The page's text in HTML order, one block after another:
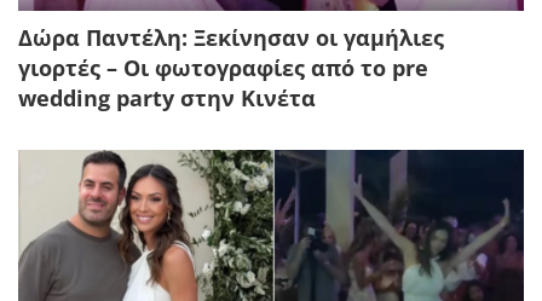
Δώρα Παντέλη: Ξεκίνησαν οι γαμήλιες
γιορτές – Οι φωτογραφίες από το pre
wedding party στην Κινέτα